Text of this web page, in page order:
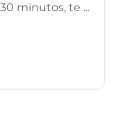
minutos, te ...